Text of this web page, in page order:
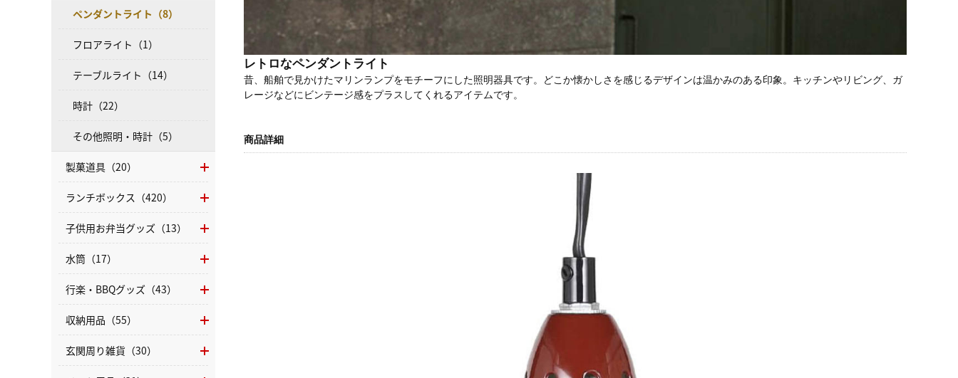
レトロなペンダントライト
昔、船舶で見かけたマリンランプをモチーフにした照明器具です。どこか懐かしさを感じるデザインは温かみのある印象。キッチンやリビング、ガ
レージなどにビンテージ感をプラスしてくれるアイテムです。
商品詳細
ペンダントライト（8）
フロアライト（1）
テーブルライト（14）
時計（22）
その他照明・時計（5）
製菓道具（20）
ランチボックス（420）
子供用お弁当グッズ（13）
水筒（17）
行楽・BBQグッズ（43）
収納用品（55）
玄関周り雑貨（30）